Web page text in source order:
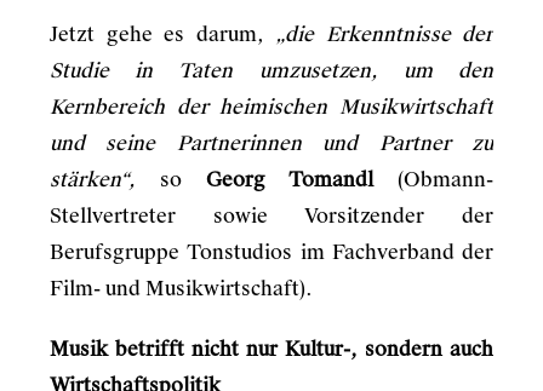
Jetzt gehe es darum, „die Erkenntnisse der
Studie in Taten umzusetzen, um den
Kernbereich der heimischen Musikwirtschaft
und seine Partnerinnen und Partner zu
stärken“, so Georg Tomandl(Obmann-
Stellvertreter sowie Vorsitzender der
Berufsgruppe Tonstudios im Fachverband der
Film- und Musikwirtschaft).
Musik betrifft nicht nur Kultur-, sondern auch
Wirtschaftspolitik